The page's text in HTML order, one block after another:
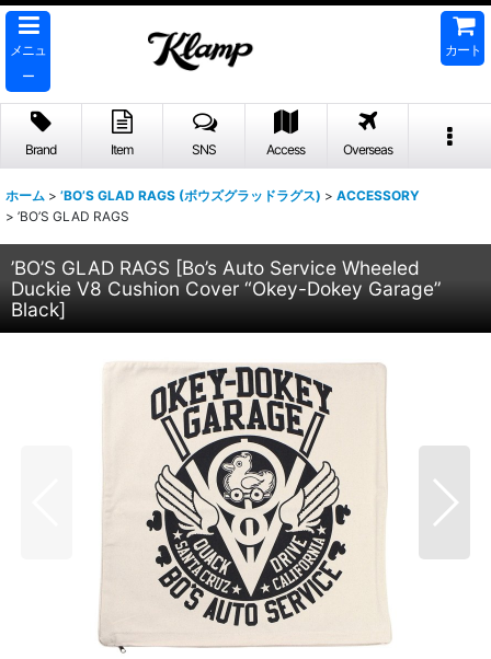
メニュ
ー
カート
Brand Item SNS Access Overseas
ホーム > ’BO’S GLAD RAGS (ボウズグラッドラグス) > ACCESSORY
> ’BO’S GLAD RAGS
’BO’S GLAD RAGS [Bo’s Auto Service Wheeled
Duckie V8 Cushion Cover “Okey-Dokey Garage”
Black]